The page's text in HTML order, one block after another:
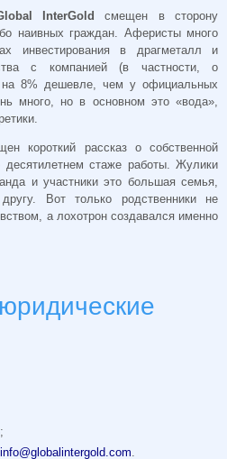
InterGold
смещен в сторону
наивных граждан. Аферисты много
инвестирования в драгметалл и
с компанией (в частности, о
на 8% дешевле, чем у официальных
много, но в основном это «вода»,
короткий рассказ о собственной
десятилетнем стаже работы. Жулики
и участники это большая семья,
Вот только родственники не
а лохотрон создавался именно
;
info@globalintergold.com